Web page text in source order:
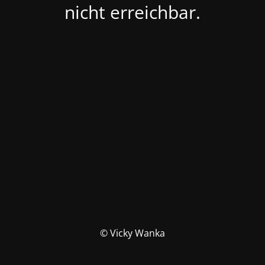
nicht erreichbar.
© Vicky Wanka